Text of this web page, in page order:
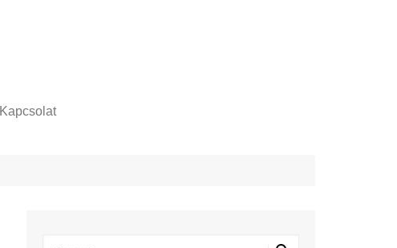
Kapcsolat